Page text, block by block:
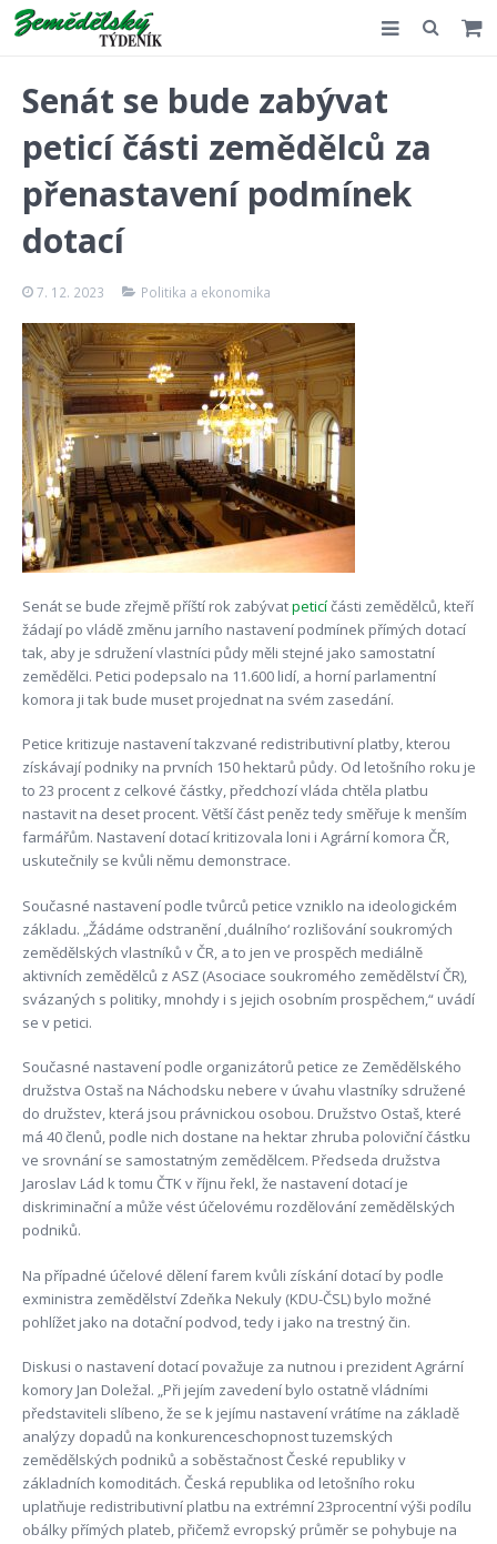
Akce
E-shop
Senát se bude zabývat
peticí části zemědělců za
přenastavení podmínek
dotací
7. 12. 2023 Politika a ekonomika
Senát se bude zřejmě příští rok zabývatpeticíčásti zemědělců, kteří
žádají po vládě změnu jarního nastavení podmínek přímých dotací
tak, aby je sdružení vlastníci půdy měli stejné jako samostatní
zemědělci. Petici podepsalo na 11.600 lidí, a horní parlamentní
komora ji tak bude muset projednat na svém zasedání.
Petice kritizuje nastavení takzvané redistributivní platby, kterou
získávají podniky na prvních 150 hektarů půdy. Od letošního roku je
to 23 procent z celkové částky, předchozí vláda chtěla platbu
nastavit na deset procent. Větší část peněz tedy směřuje k menším
farmářům. Nastavení dotací kritizovala loni i Agrární komora ČR,
uskutečnily se kvůli němu demonstrace.
Současné nastavení podle tvůrců petice vzniklo na ideologickém
základu. „Žádáme odstranění ‚duálního‘ rozlišování soukromých
zemědělských vlastníků v ČR, a to jen ve prospěch mediálně
aktivních zemědělců z ASZ (Asociace soukromého zemědělství ČR),
svázaných s politiky, mnohdy i s jejich osobním prospěchem,“ uvádí
se v petici.
Současné nastavení podle organizátorů petice ze Zemědělského
družstva Ostaš na Náchodsku nebere v úvahu vlastníky sdružené
do družstev, která jsou právnickou osobou. Družstvo Ostaš, které
má 40 členů, podle nich dostane na hektar zhruba poloviční částku
ve srovnání se samostatným zemědělcem. Předseda družstva
Jaroslav Lád k tomu ČTK v říjnu řekl, že nastavení dotací je
diskriminační a může vést účelovému rozdělování zemědělských
podniků.
Na případné účelové dělení farem kvůli získání dotací by podle
exministra zemědělství Zdeňka Nekuly (KDU-ČSL) bylo možné
pohlížet jako na dotační podvod, tedy i jako na trestný čin.
Diskusi o nastavení dotací považuje za nutnou i prezident Agrární
komory Jan Doležal. „Při jejím zavedení bylo ostatně vládními
představiteli slíbeno, že se k jejímu nastavení vrátíme na základě
analýzy dopadů na konkurenceschopnost tuzemských
zemědělských podniků a soběstačnost České republiky v
základních komoditách. Česká republika od letošního roku
uplatňuje redistributivní platbu na extrémní 23procentní výši podílu
obálky přímých plateb, přičemž evropský průměr se pohybuje na